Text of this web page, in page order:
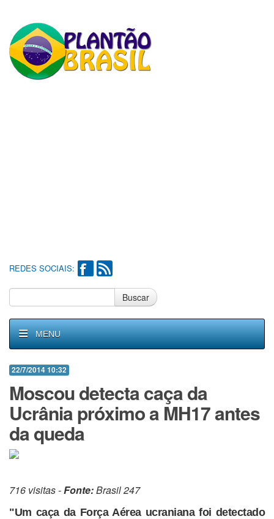
REDES SOCIAIS:
Buscar
MENU
22/7/2014 10:32
Moscou detecta caça da
Ucrânia próximo a MH17 antes
da queda
716 visitas -Fonte:Brasil 247
"Um caça da Força Aérea ucraniana foi detectado